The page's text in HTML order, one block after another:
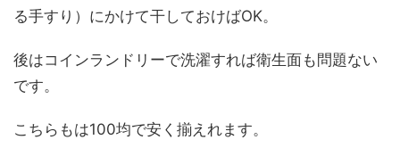
る手すり）にかけて干しておけばOK。
後はコインランドリーで洗濯すれば衛生面も問題ない
です。
こちらもは100均で安く揃えれます。